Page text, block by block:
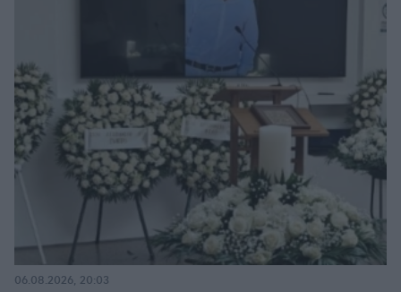
06.08.2026, 20:03